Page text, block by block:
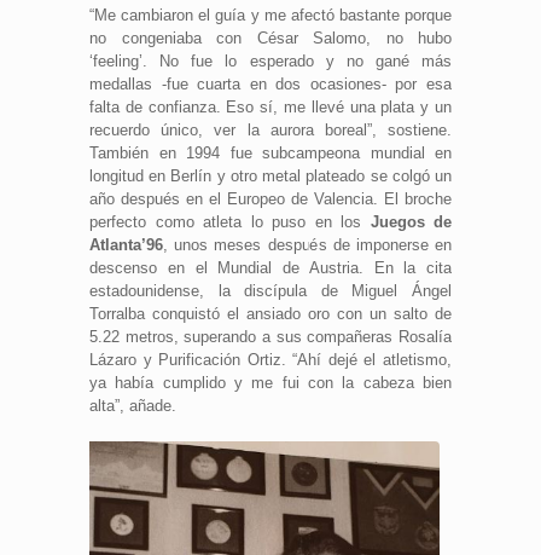
“Me cambiaron el guía y me afectó bastante porque
no congeniaba con César Salomo, no hubo
‘feeling’. No fue lo esperado y no gané más
medallas -fue cuarta en dos ocasiones- por esa
falta de confianza. Eso sí, me llevé una plata y un
recuerdo único, ver la aurora boreal”, sostiene.
También en 1994 fue subcampeona mundial en
longitud en Berlín y otro metal plateado se colgó un
año después en el Europeo de Valencia. El broche
perfecto como atleta lo puso en los Juegos de
Atlanta’96, unos meses después de imponerse en
descenso en el Mundial de Austria. En la cita
estadounidense, la discípula de Miguel Ángel
Torralba conquistó el ansiado oro con un salto de
5.22 metros, superando a sus compañeras Rosalía
Lázaro y Purificación Ortiz. “Ahí dejé el atletismo,
ya había cumplido y me fui con la cabeza bien
alta”, añade.